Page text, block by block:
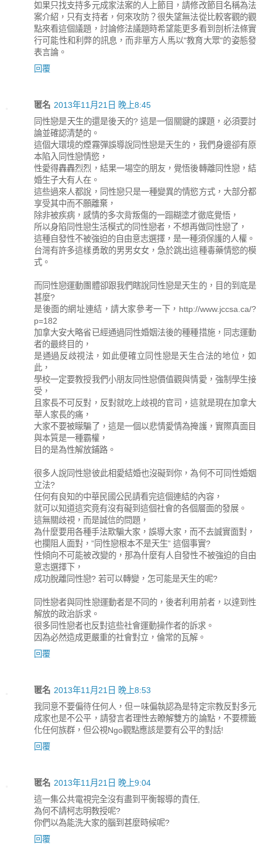
如果只找支持多元成家法案的人上節目，請修改節目名稱為法
案介紹，只有支持者，何來攻防？很失望無法從比較客觀的觀
點來看這個議題，討論修法議題時希望能更多看到剖析法條實
行可能性和利弊的訊息，而非單方人馬以"教育大眾"的姿態發
表言論。
回覆
匿名 2013年11月21日 晚上8:45
同性戀是天生的還是後天的? 這是一個關鍵的課題，必須要討
論並確認清楚的。
這個大環境的煙霧彈誤導說同性戀是天生的，我們身邊卻有原
本陷入同性戀情慾，
性愛得轟轟烈烈，結果一場空的朋友，覺悟後轉離同性戀，結
婚生子大有人在。
這些過來人都說，同性戀只是一種變異的情慾方式，大部分都
享受其中而不願離棄，
除非被疾病，感情的多次背叛傷的一蹋糊塗才徹底覺悟，
所以身陷同性戀生活模式的同性戀者，不想再做同性戀了，
這種自發性不被強迫的自由意志選擇，是一種須保護的人權。
台灣有許多這樣勇敢的男男女女，急於跳出這種毒藥情慾的模
式。
而同性戀運動團體卻跟我們瞎說同性戀是天生的，目的到底是
甚麼?
是後面的網址連結，請大家參考一下，http://www.jccsa.ca/?
p=182
加拿大安大略省已經通過同性婚姻法後的種種措施，同志運動
者的最終目的，
是通過反歧視法，如此便確立同性戀是天生合法的地位，如
此，
學校一定要教授我們小朋友同性戀價值觀與情愛，強制學生接
受，
且家長不可反對，反對就吃上歧視的官司，這就是現在加拿大
華人家長的痛，
大家不要被矇騙了，這是一個以悲情愛情為掩護，實際真面目
與本質是一種霸權，
目的是為性解放鋪路。
很多人說同性戀彼此相愛結婚也沒礙到你，為何不可同性婚姻
立法?
任何有良知的中華民國公民請看完這個連結的內容，
就可以知道這究竟有沒有礙到這個社會的各個層面的發展。
這無關歧視，而是誠信的問題，
為什麼要用各種手法欺騙大家，誤導大家，而不去誠實面對，
也攔阻人面對，”同性戀根本不是天生” 這個事實?
性傾向不可能被改變的，那為什麼有人自發性不被強迫的自由
意志選擇下，
成功脫離同性戀? 若可以轉變，怎可能是天生的呢?
同性戀者與同性戀運動者是不同的，後者利用前者，以達到性
解放的政治訴求。
很多同性戀者也反對這些社會運動操作者的訴求。
因為必然造成更嚴重的社會對立，倫常的瓦解。
回覆
匿名 2013年11月21日 晚上8:53
我同意不要偏待任何人，但ㄧ味偏執認為是特定宗教反對多元
成家也是不公平，請發言者理性去瞭解雙方的論點，不要標籤
化任何族群，但公視Ngo觀點應該是要有公平的對話!
回覆
匿名 2013年11月21日 晚上9:04
這一集公共電視完全沒有盡到平衡報導的責任,
為何不請柯志明教授呢?
你們以為能洗大家的腦到甚麼時候呢?
回覆